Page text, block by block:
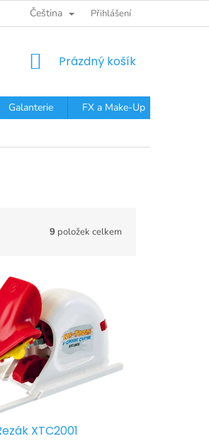
ÚDAJŮČeština Přihlášení
NÁKUPNÍ
Prázdný košík
Galanterie FX a Make-Up
9 položek celkem
XTC2001